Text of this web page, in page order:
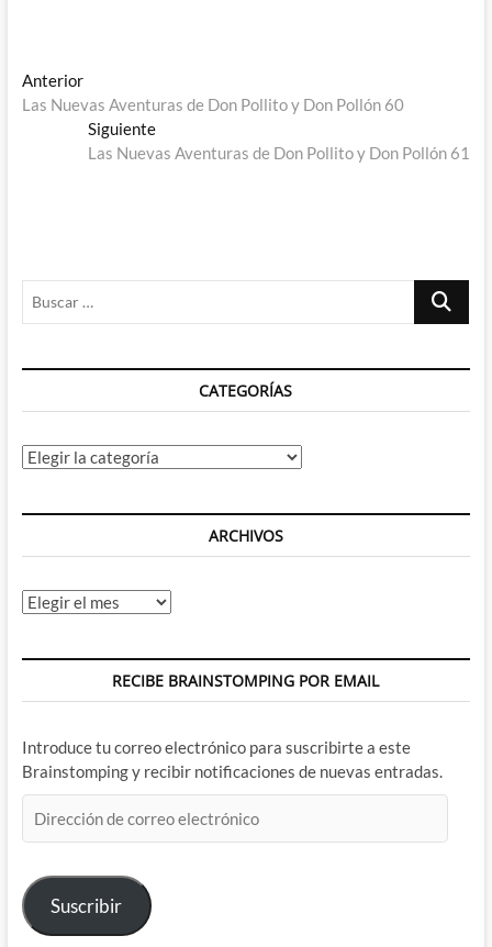
Navegación
de
entradas
AnteriorEntrada
anterior:
Las Nuevas Aventuras de Don Pollito y Don Pollón 60
SiguienteEntrada
siguiente:
Las Nuevas Aventuras de Don Pollito y Don Pollón 61
Buscar
CATEGORÍAS
Categorías
ARCHIVOS
Archivos
RECIBE BRAINSTOMPING POR EMAIL
Introduce tu correo electrónico para suscribirte a este
Brainstomping y recibir notificaciones de nuevas entradas.
de
electrónico
Suscribir